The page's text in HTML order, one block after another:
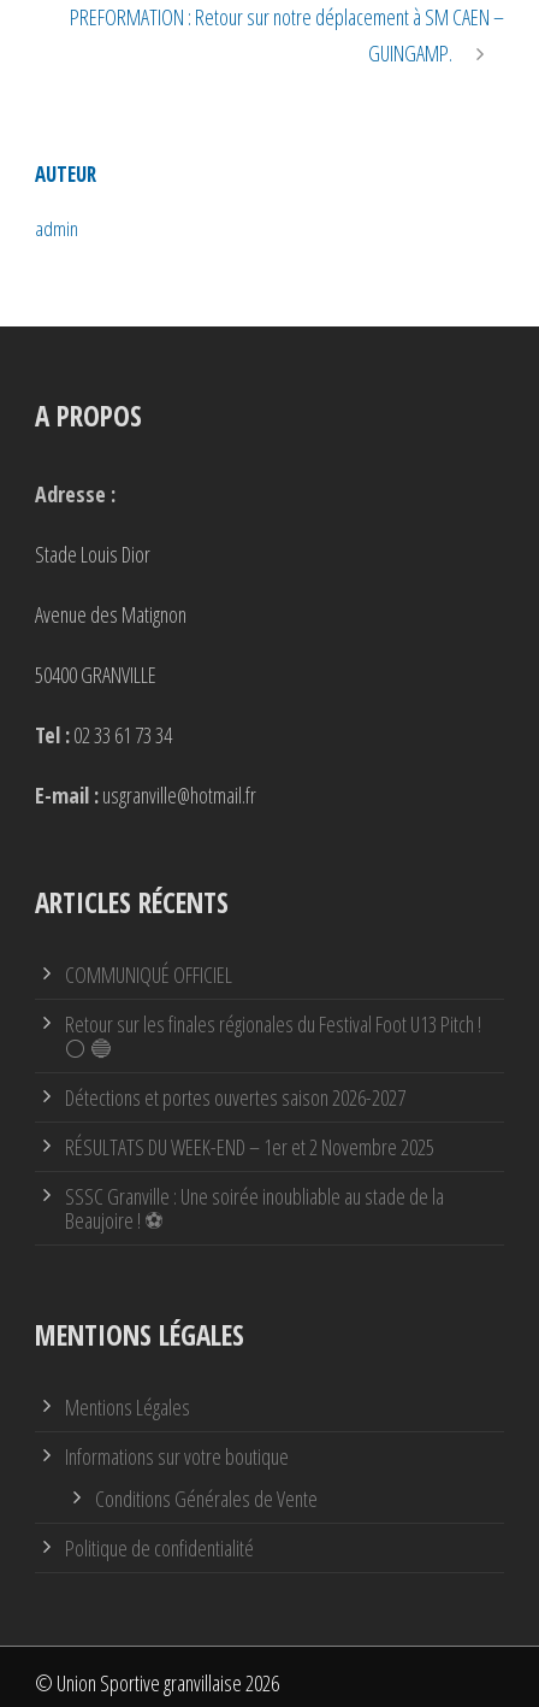
PREFORMATION : Retour sur notre déplacement à SM CAEN –
GUINGAMP.
AUTEUR
admin
A PROPOS
Adresse :
Stade Louis Dior
Avenue des Matignon
50400 GRANVILLE
Tel :02 33 61 73 34
E-mail :usgranville@hotmail.fr
ARTICLES RÉCENTS
COMMUNIQUÉ OFFICIEL
Retour sur les finales régionales du Festival Foot U13 Pitch !
⚪ 🔵
Détections et portes ouvertes saison 2026-2027
RÉSULTATS DU WEEK-END – 1er et 2 Novembre 2025
SSSC Granville : Une soirée inoubliable au stade de la
Beaujoire ! ⚽
MENTIONS LÉGALES
Mentions Légales
Informations sur votre boutique
Conditions Générales de Vente
Politique de confidentialité
© Union Sportive granvillaise 2026